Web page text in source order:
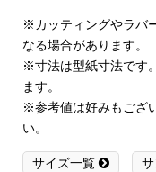
※カッティングやラバ
なる場合があります。
※寸法は型紙寸法です
ます。
※参考値は好みもござ
い。
サイズ一覧